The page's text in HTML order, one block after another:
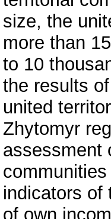
size, the
more than
to 10
the results
united
Zhytomyr
assessment
indicators of
of own